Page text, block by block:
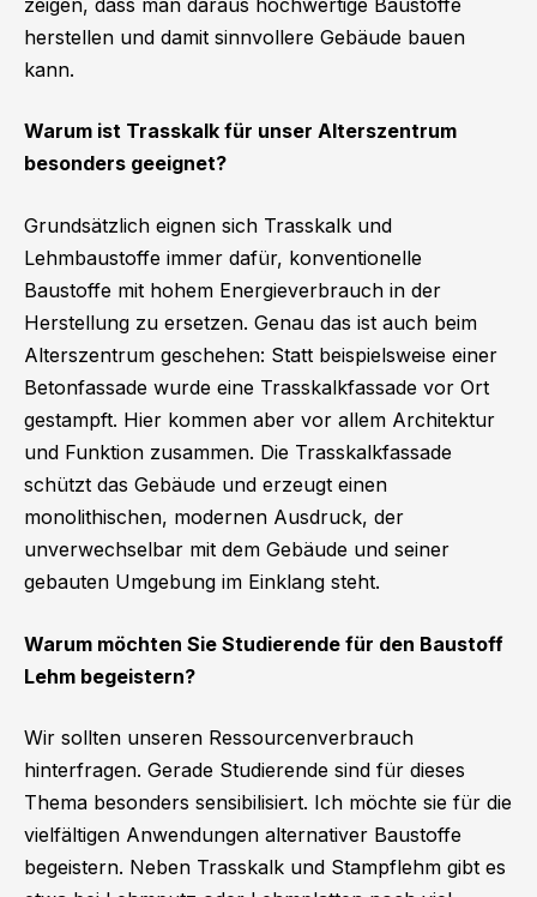
herstellen und damit sinnvollere Gebäude bauen
kann.
Warum ist Trasskalk für unser Alterszentrum
besonders geeignet?
Grundsätzlich eignen sich Trasskalk und
Lehmbaustoffe immer dafür, konventionelle
Baustoffe mit hohem Energieverbrauch in der
Herstellung zu ersetzen. Genau das ist auch beim
Alterszentrum geschehen: Statt beispielsweise einer
Betonfassade wurde eine Trasskalkfassade vor Ort
gestampft. Hier kommen aber vor allem Architektur
und Funktion zusammen. Die Trasskalkfassade
schützt das Gebäude und erzeugt einen
monolithischen, modernen Ausdruck, der
unverwechselbar mit dem Gebäude und seiner
gebauten Umgebung im Einklang steht.
Warum möchten Sie Studierende für den Baustoff
Lehm begeistern?
Wir sollten unseren Ressourcenverbrauch
hinterfragen. Gerade Studierende sind für dieses
Thema besonders sensibilisiert. Ich möchte sie für die
vielfältigen Anwendungen alternativer Baustoffe
begeistern. Neben Trasskalk und Stampflehm gibt es